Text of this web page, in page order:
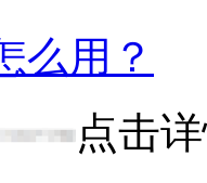
么用？
点击